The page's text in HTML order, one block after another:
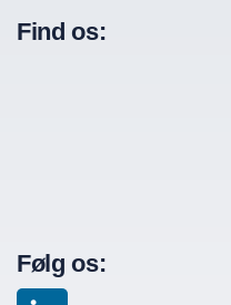
Find os:
Følg os: